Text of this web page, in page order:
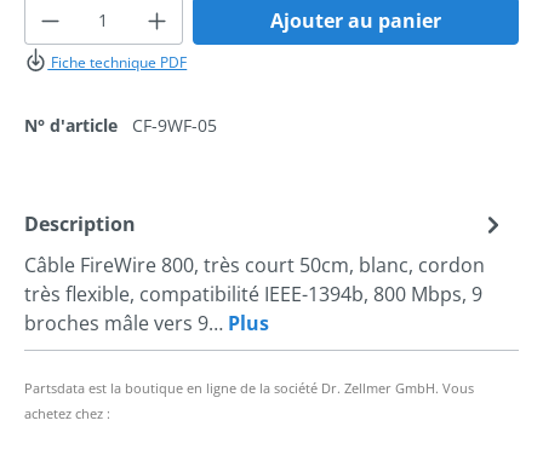
Quantité de produit : Entrez la quantité
Ajouter au panier
Fiche technique PDF
N° d'article CF-9WF-05
Description
Câble FireWire 800, très court 50cm, blanc, cordon
très flexible, compatibilité IEEE-1394b, 800 Mbps, 9
broches mâle vers 9… Plus
Partsdata est la boutique en ligne de la société Dr. Zellmer GmbH. Vous
achetez chez :